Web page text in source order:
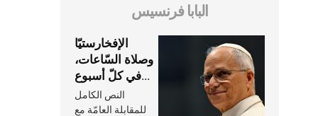
البابا فرنسيس
الإفخارستيّا
وصلاة السّاعات،
في كلّ أسبوع
وكلّ يوم، هما
النَّفَس في حياة
النص الكامل
للمقابلة العامّة مع